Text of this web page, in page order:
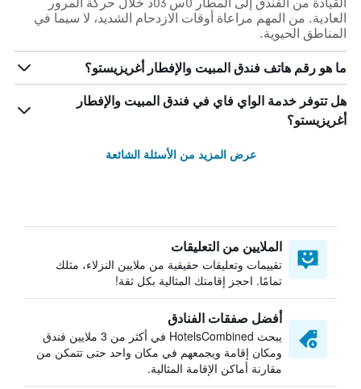
العادية. من المهم مراعاة أوقات الازدحام الشديد، لا سيما في
المناطق الحيوية.
ما هو رقم هاتف فندق المبيت والإفطار أغريزيستو؟
هل تتوفر خدمة الواي فاي في فندق المبيت والإفطار
أغريزيستو؟
عرض المزيد من الأسئلة الشائعة
الملايين من التعليقات
تقييمات وتعليقات حقيقية من ملايين النزلاء، مثلك
تمامًا. احجز إقامتك المثالية بكل ثقة!
أفضل صفقات الفنادق
يبحث HotelsCombined في أكثر من 3 ملايين فندق
ومكان إقامة ويجمعهم في مكان واحد حتى تتمكن من
مقارنة أماكن الإقامة المثالية.